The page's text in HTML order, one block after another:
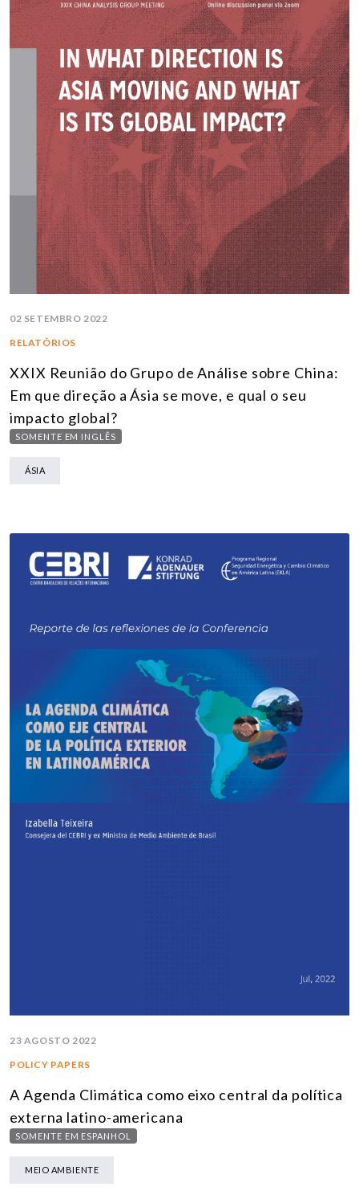
02 SETEMBRO 2022
RELATÓRIOS
XXIX Reunião do Grupo de Análise sobre China:
Em que direção a Ásia se move, e qual o seu
impacto global?
SOMENTE EM INGLÊS
ÁSIA
23 AGOSTO 2022
POLICY PAPERS
A Agenda Climática como eixo central da política
externa latino-americana
SOMENTE EM ESPANHOL
MEIO AMBIENTE